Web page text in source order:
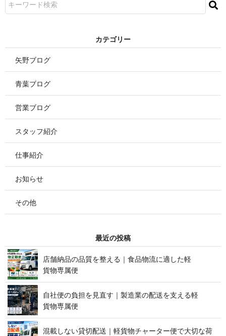
カ テ ゴ リ ー
矢野ブログ
青葉ブログ
営業ブログ
スタッフ紹介
仕事紹介
お知らせ
その他
最 近 の 投 稿
店舗納品の品質を整える｜食品物流に適した軽
貨 物 専 属 便
自社便の負担を見直す｜製造業の配送を支える軽
貨 物 専 属 便
混載しない貸切配送｜軽貨物チャーター便で大切な荷